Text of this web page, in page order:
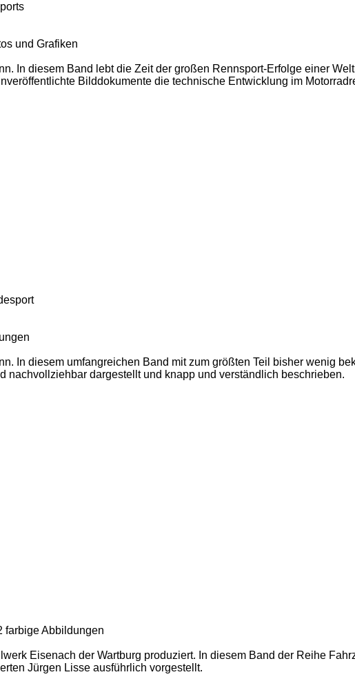
und Grafiken
In diesem Band lebt die Zeit der großen Rennsport-Erfolge einer
Bilddokumente die technische Entwicklung im
In diesem umfangreichen Band mit zum größten Teil bisher wenig
nachvollziehbar dargestellt und knapp und verständlich beschrieben.
farbige Abbildungen
Eisenach der Wartburg produziert. In diesem Band der Reihe
Jürgen Lisse ausführlich vorgestellt.